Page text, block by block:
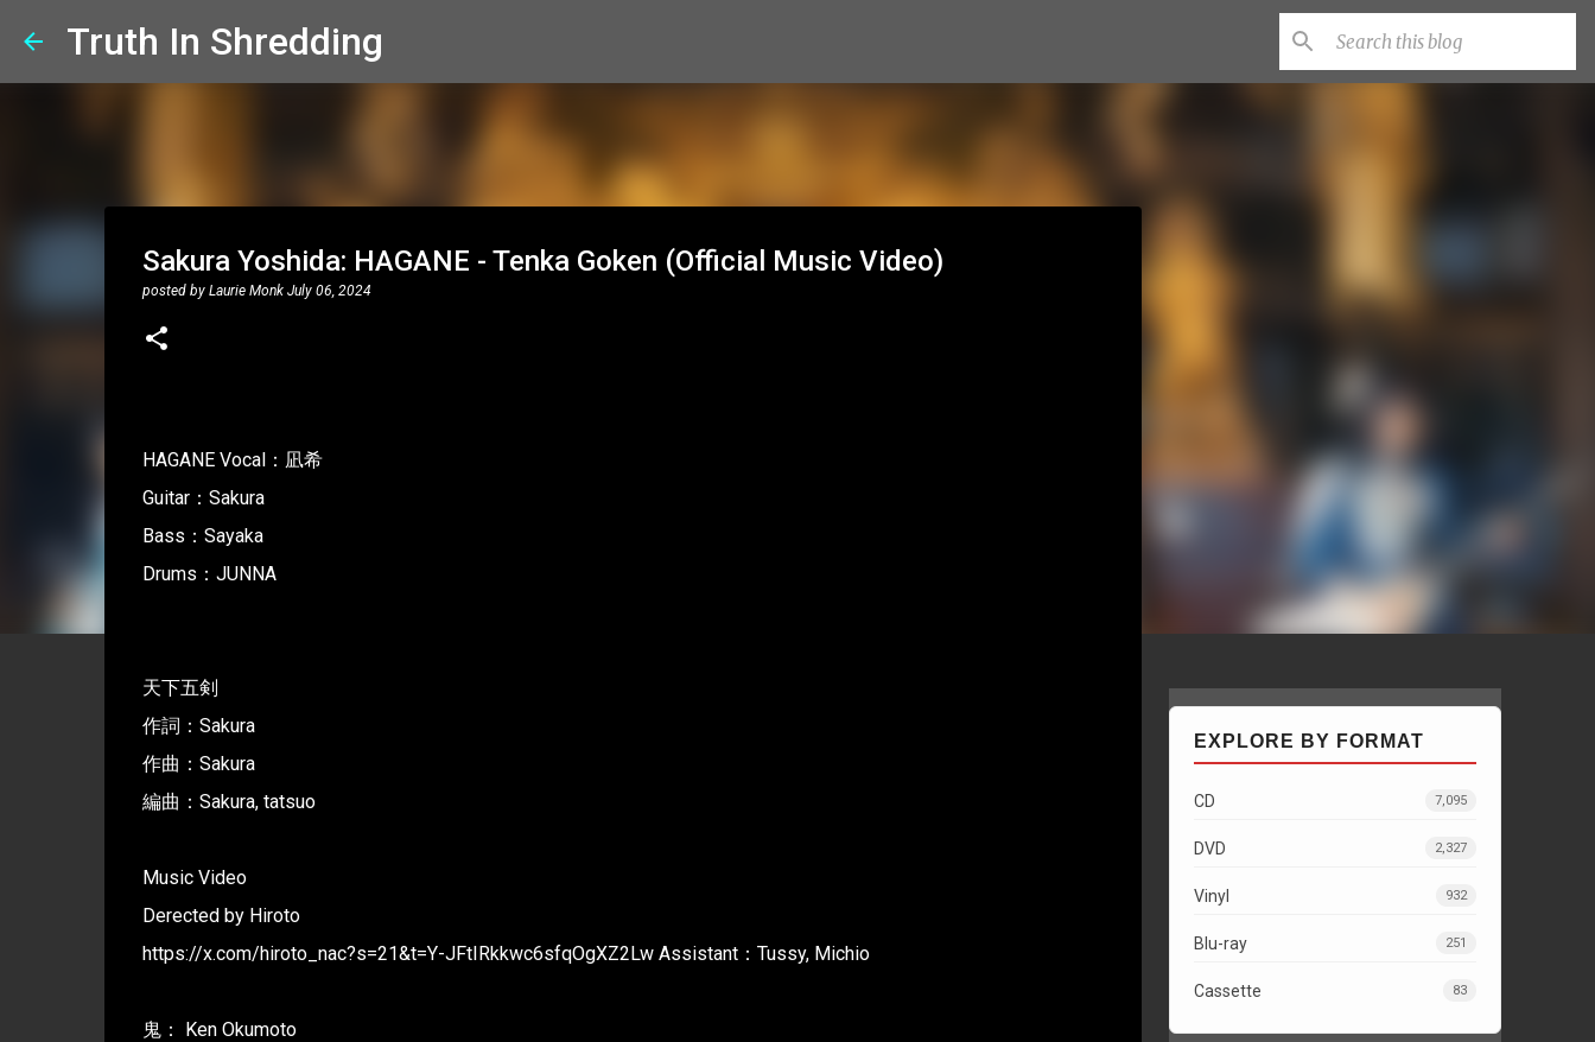
Truth In Shredding
Sakura Yoshida: HAGANE - Tenka Goken (Official Music Video)
posted by Laurie Monk July 06, 2024
HAGANE Vocal：凪希
Guitar：Sakura
Bass：Sayaka
Drums：JUNNA
天下五剣
作詞：Sakura
作曲：Sakura
編曲：Sakura, tatsuo
Music Video
Derected by Hiroto
https://x.com/hiroto_nac?s=21&t=Y-JFtIRkkwc6sfqOgXZ2Lw Assistant：Tussy, Michio
鬼： Ken Okumoto
EXPLORE BY FORMAT
CD 7,095
DVD 2,327
Vinyl 932
Blu-ray 251
Cassette 83